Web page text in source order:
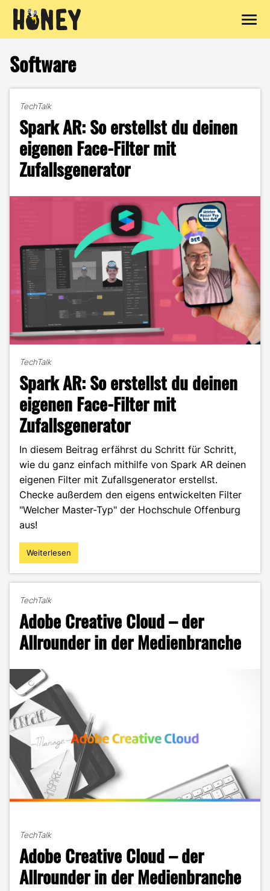
Inhalt
springen
Software
TechTalk
Spark AR: So erstellst du deinen
eigenen Face-Filter mit
Zufallsgenerator
TechTalk
Spark AR: So erstellst du deinen
eigenen Face-Filter mit
Zufallsgenerator
In diesem Beitrag erfährst du Schritt für Schritt,
wie du ganz einfach mithilfe von Spark AR deinen
eigenen Filter mit Zufallsgenerator erstellst.
Checke außerdem den eigens entwickelten Filter
"Welcher Master-Typ" der Hochschule Offenburg
aus!
"Spark
AR:
du
deinen
eigenen
Face-
mit
Zufallsgenerator"
Weiterlesen
TechTalk
Adobe Creative Cloud – der
Allrounder in der Medienbranche
TechTalk
Adobe Creative Cloud – der
Allrounder in der Medienbranche